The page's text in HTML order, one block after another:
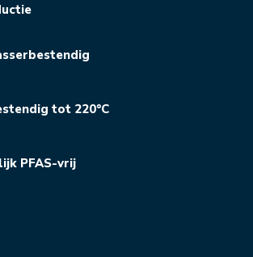
tot 220°C
PFAS-vrij